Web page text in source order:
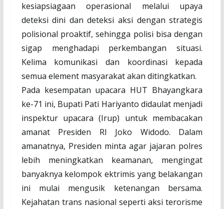
kesiapsiagaan operasional melalui upaya
deteksi dini dan deteksi aksi dengan strategis
polisional proaktif, sehingga polisi bisa dengan
sigap menghadapi perkembangan situasi.
Kelima komunikasi dan koordinasi kepada
semua element masyarakat akan ditingkatkan.
Pada kesempatan upacara HUT Bhayangkara
ke-71 ini, Bupati Pati Hariyanto didaulat menjadi
inspektur upacara (Irup) untuk membacakan
amanat Presiden RI Joko Widodo. Dalam
amanatnya, Presiden minta agar jajaran polres
lebih meningkatkan keamanan, mengingat
banyaknya kelompok ektrimis yang belakangan
ini mulai mengusik ketenangan bersama.
Kejahatan trans nasional seperti aksi terorisme